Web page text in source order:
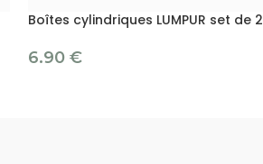
Boîtes cylindriques LUMPUR set de 2
6.90 €